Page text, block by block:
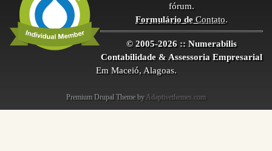
fórum.
Formulário deContato.
© 2005-2026 :: Numerabilis
Contabilidade & Assessoria Empresarial
Em Maceió, Alagoas.
Premium Drupal Theme by Adaptivethemes.com